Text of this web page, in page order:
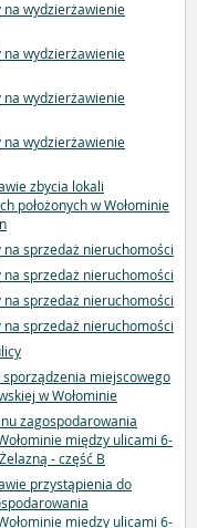
na wydzierżawienie
na wydzierżawienie
na wydzierżawienie
na wydzierżawienie
zbycia lokali
położonych w Wołominie
sprzedaż nieruchomości
sprzedaż nieruchomości
sprzedaż nieruchomości
sprzedaż nieruchomości
miejscowego
w Wołominie
zagospodarowania
między ulicami 6-
- część B
przystąpienia do
miedzy ulicami 6-